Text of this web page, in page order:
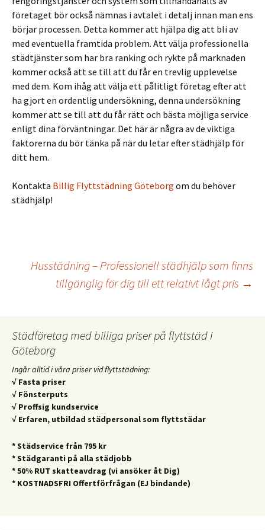
företaget bör också nämnas i avtalet i detalj innan man ens
börjar processen. Detta kommer att hjälpa dig att bli av
med eventuella framtida problem. Att välja professionella
städtjänster som har bra ranking och rykte på marknaden
kommer också att se till att du får en trevlig upplevelse
med dem. Kom ihåg att välja ett pålitligt företag efter att
ha gjort en ordentlig undersökning, denna undersökning
kommer att se till att du får rätt och bästa möjliga service
enligt dina förväntningar. Det här är några av de viktiga
faktorerna du bör tänka på när du letar efter städhjälp för
ditt hem.
Kontakta Billig Flyttstädning Göteborg om du behöver
städhjälp!
Inläggsnavigering
Husstädning – Professionell städhjälp som finns
tillgänglig för dig till ett relativt lågt pris →
Städföretag med billiga priser på flyttstäd i
Göteborg
Ingår alltid i våra priser vid flyttstädning:
√ Fasta priser
√ Fönsterputs
√ Proffsig kundservice
√ Erfaren, utbildad städpersonal som flyttstädar
* Städservice från 795 kr
* Städgaranti på alla städjobb
* 50% RUT skatteavdrag (vi ansöker åt Dig)
* KOSTNADSFRI Offertförfrågan (EJ bindande)